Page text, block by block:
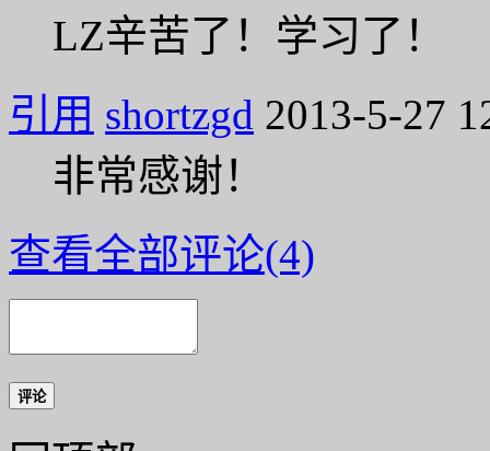
LZ辛苦了！学习了！
引用 shortzgd 2013-5-27
非常感谢！
查看全部评论(4)
评论